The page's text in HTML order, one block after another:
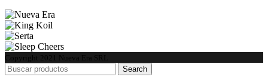
Copyright 2021 Nueva Era SRL
Search